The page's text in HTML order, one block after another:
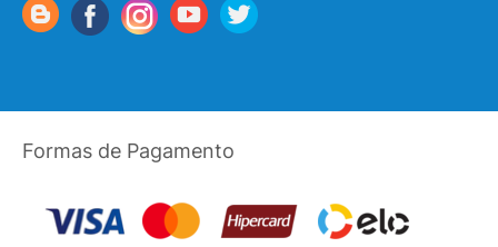
Formas de Pagamento